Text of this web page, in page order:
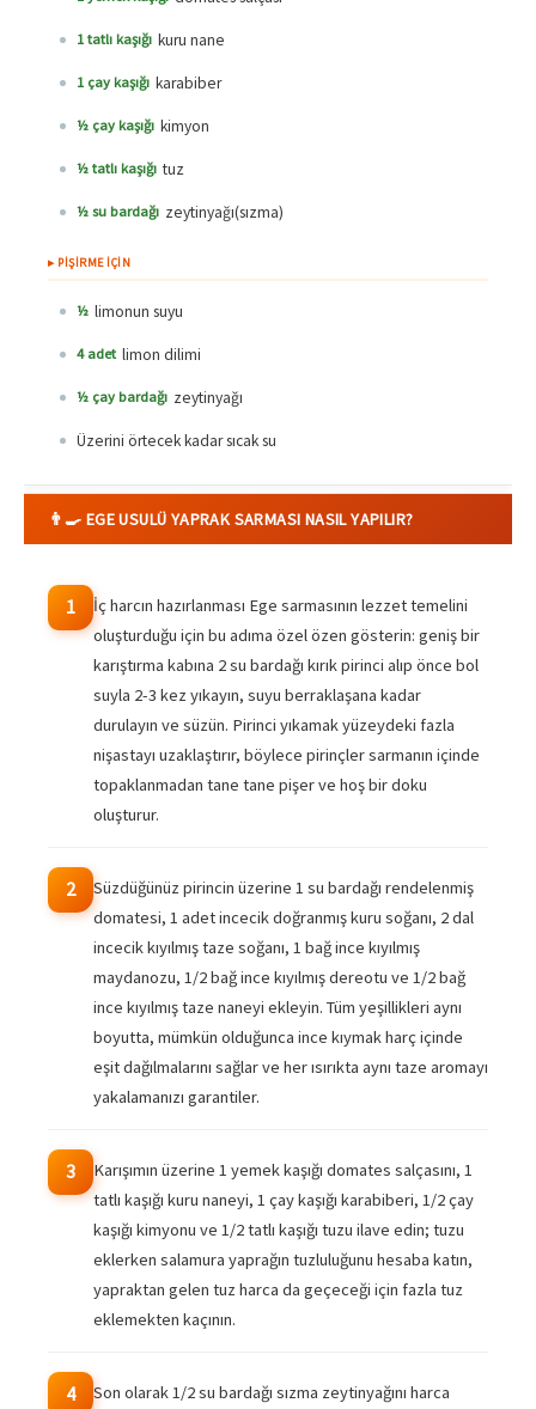
1 tatlı kaşığı kuru nane
1 çay kaşığı karabiber
½ çay kaşığı kimyon
½ tatlı kaşığı tuz
½ su bardağı zeytinyağı(sızma)
▸ PİŞİRME İÇİN
½ limonun suyu
4 adet limon dilimi
½ çay bardağı zeytinyağı
Üzerini örtecek kadar sıcak su
👨‍🍳 EGE USULÜ YAPRAK SARMASI NASIL YAPILIR?
1
İç harcın hazırlanması Ege sarmasının lezzet temelini
oluşturduğu için bu adıma özel özen gösterin: geniş bir
karıştırma kabına 2 su bardağı kırık pirinci alıp önce bol
suyla 2-3 kez yıkayın, suyu berraklaşana kadar
durulayın ve süzün. Pirinci yıkamak yüzeydeki fazla
nişastayı uzaklaştırır, böylece pirinçler sarmanın içinde
topaklanmadan tane tane pişer ve hoş bir doku
oluşturur.
2
Süzdüğünüz pirincin üzerine 1 su bardağı rendelenmiş
domatesi, 1 adet incecik doğranmış kuru soğanı, 2 dal
incecik kıyılmış taze soğanı, 1 bağ ince kıyılmış
maydanozu, 1/2 bağ ince kıyılmış dereotu ve 1/2 bağ
ince kıyılmış taze naneyi ekleyin. Tüm yeşillikleri aynı
boyutta, mümkün olduğunca ince kıymak harç içinde
eşit dağılmalarını sağlar ve her ısırıkta aynı taze aromayı
yakalamanızı garantiler.
3
Karışımın üzerine 1 yemek kaşığı domates salçasını, 1
tatlı kaşığı kuru naneyi, 1 çay kaşığı karabiberi, 1/2 çay
kaşığı kimyonu ve 1/2 tatlı kaşığı tuzu ilave edin; tuzu
eklerken salamura yaprağın tuzluluğunu hesaba katın,
yapraktan gelen tuz harca da geçeceği için fazla tuz
eklemekten kaçının.
4 Son olarak 1/2 su bardağı sızma zeytinyağını harca